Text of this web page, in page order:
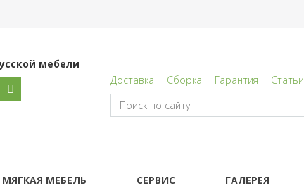
мебели
Доставка Сборка Гарантия Статьи
МЯГКАЯ МЕБЕЛЬ СЕРВИС ГАЛЕРЕЯ